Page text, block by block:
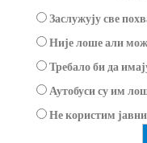
Заслужују све
Није лоше али
Требало би да
Аутобуси су им
Не користим